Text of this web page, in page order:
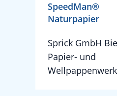
SpeedMan®
Naturpapier
Sprick GmbH
Papier- und